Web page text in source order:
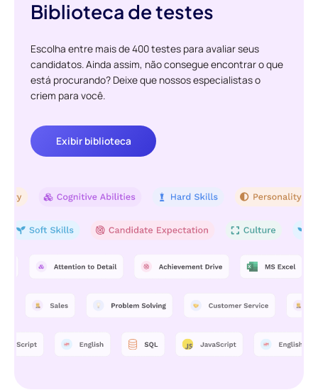
Biblioteca de testes
Escolha entre mais de 400 testes para avaliar seus
candidatos. Ainda assim, não consegue encontrar o que
está procurando? Deixe que nossos especialistas o
criem para você.
Exibir biblioteca